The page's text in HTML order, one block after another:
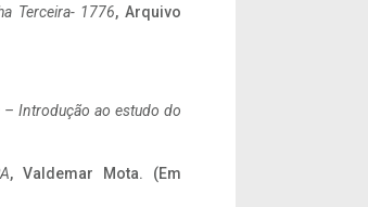
Terceira- 1776, Arquivo
Introdução ao estudo do
, Valdemar Mota. (Em